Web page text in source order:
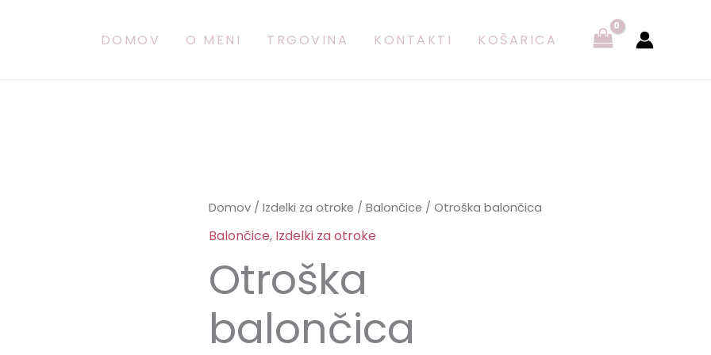
DOMOV O MENI TRGOVINA KONTAKTI KOŠARICA
Domov /Izdelki za otroke /Balončice / Otroška balončica
Balončice, Izdelki za otroke
Otroška
balončica
Otroška
balončica